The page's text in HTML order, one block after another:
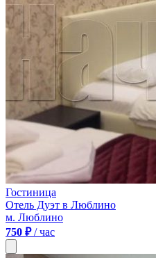
Гостиница
Отель Дуэт в Люблино
м. Люблино
750 ₽/ час